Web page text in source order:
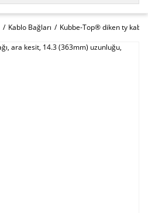
Kablo Bağları Kubbe-Top® diken ty